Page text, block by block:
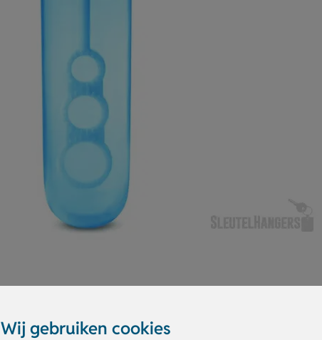
Wij gebruiken cookies